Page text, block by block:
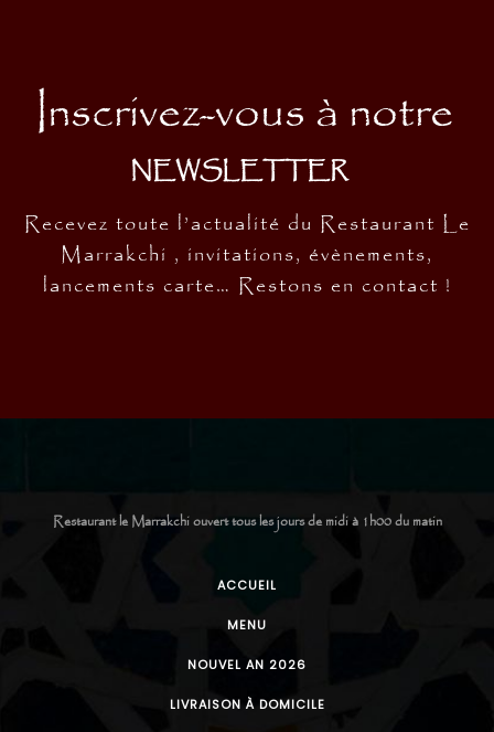
Inscrivez-vous à notre
NEWSLETTER
Recevez toute l’actualité du Restaurant Le
Marrakchi , invitations, évènements,
lancements carte… Restons en contact !
Restaurant le Marrakchi ouvert tous les jours de midi à 1h00 du matin
ACCUEIL
MENU
NOUVEL AN 2026
LIVRAISON À DOMICILE